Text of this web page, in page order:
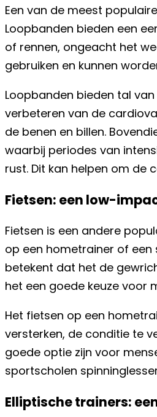
Een van de meest
Loopbanden bieden een
of rennen, ongeacht het
gebruiken en kunnen
Loopbanden bieden tal
verbeteren van de
de benen en billen.
waarbij periodes van
rust. Dit kan helpen om de
Fietsen: een low-
Fietsen is een andere
op een hometrainer of
betekent dat het de
het een goede keuze voor
Het fietsen op een
versterken, de conditie te
goede optie zijn voor
sportscholen
Elliptische trainers: